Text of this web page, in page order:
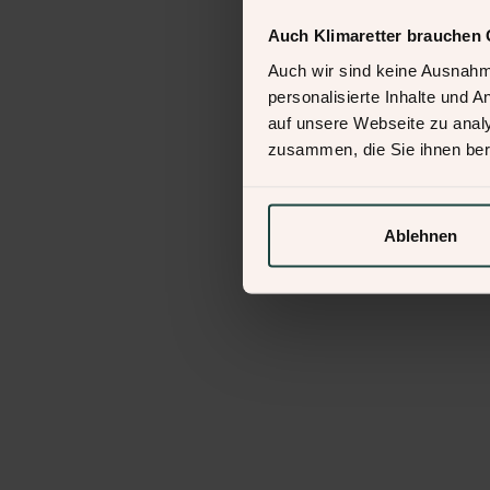
Auch Klimaretter brauchen
Auch wir sind keine
personalisierte Inhalte und
auf unsere Webseite zu
zusammen, die Sie ihnen
Ablehnen